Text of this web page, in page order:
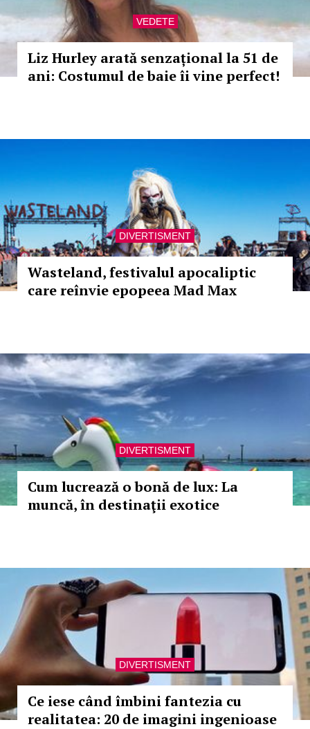
VEDETE
Liz Hurley arată senzațional la 51 de
ani: Costumul de baie îi vine perfect!
DIVERTISMENT
Wasteland, festivalul apocaliptic
care reînvie epopeea Mad Max
DIVERTISMENT
Cum lucrează o bonă de lux: La
muncă, în destinaţii exotice
DIVERTISMENT
Ce iese când îmbini fantezia cu
realitatea: 20 de imagini ingenioase